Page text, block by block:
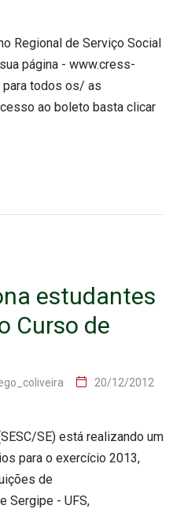
Regional de Serviço Social
página - www.cress-
para todos os/ as
ao boleto basta clicar
estudantes
Curso de
20/12/2012
SE) está realizando um
para o exercício 2013,
de
Sergipe - UFS,